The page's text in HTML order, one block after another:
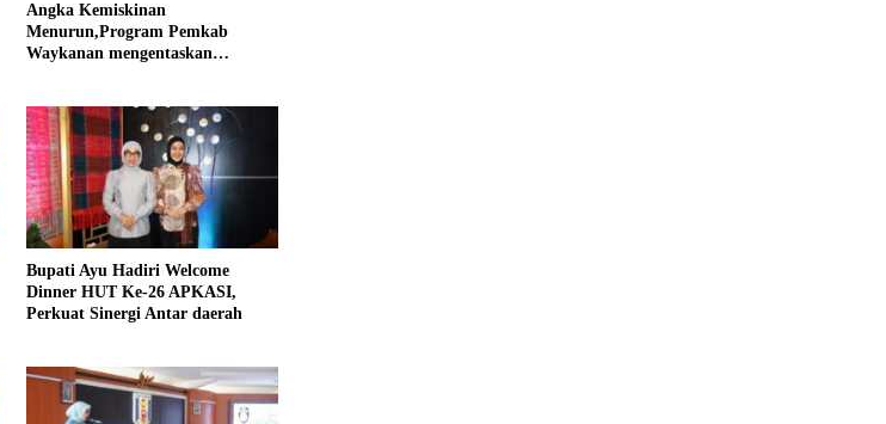
Angka Kemiskinan
Menurun,Program Pemkab
Waykanan mengentaskan
Bupati Ayu Hadiri Welcome
Dinner HUT Ke-26 APKASI,
Perkuat Sinergi Antar daerah